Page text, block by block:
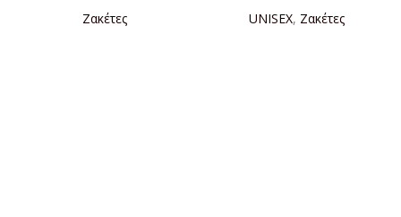
Ζακέτες UNISEX, Ζακέτες